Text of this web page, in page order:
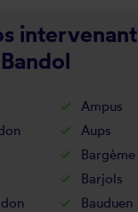
Ampus
Aups
Bargème
Barjols
Bauduen